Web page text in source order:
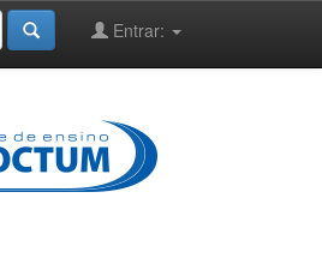
Entrar: